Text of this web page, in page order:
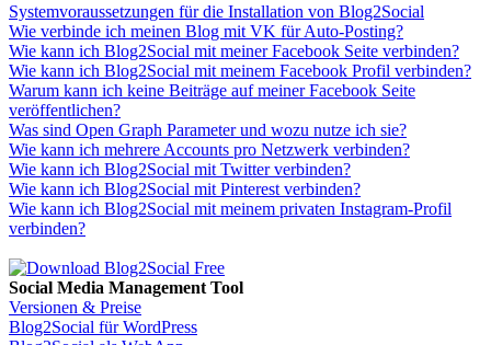
Systemvoraussetzungen für die Installation von Blog2Social
Wie verbinde ich meinen Blog mit VK für Auto-Posting?
Wie kann ich Blog2Social mit meiner Facebook Seite verbinden?
Wie kann ich Blog2Social mit meinem Facebook Profil verbinden?
Warum kann ich keine Beiträge auf meiner Facebook Seite
veröffentlichen?
Was sind Open Graph Parameter und wozu nutze ich sie?
Wie kann ich mehrere Accounts pro Netzwerk verbinden?
Wie kann ich Blog2Social mit Twitter verbinden?
Wie kann ich Blog2Social mit Pinterest verbinden?
Wie kann ich Blog2Social mit meinem privaten Instagram-Profil
verbinden?
Social Media Management Tool
Versionen & Preise
Blog2Social für WordPress